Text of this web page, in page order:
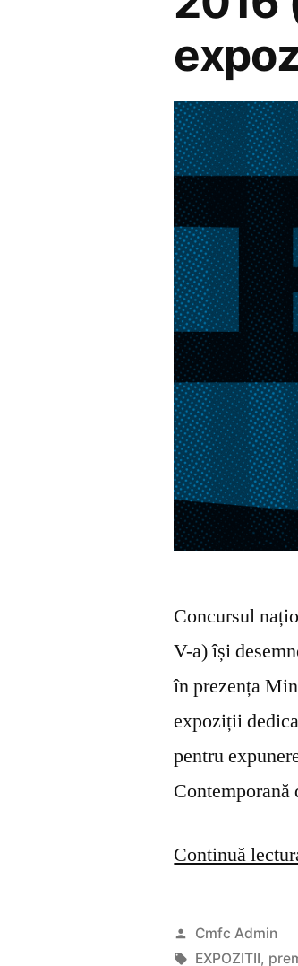
Concursul
V-a) își
în prezența
expoziții
pentru
Continuă
Publicat
de
Cmfc Admin
Etichete:
EXPOZITII,